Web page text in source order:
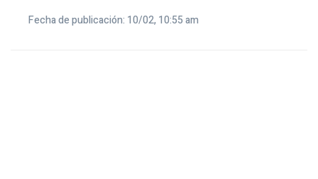
Fecha de publicación: 10/02, 10:55 am